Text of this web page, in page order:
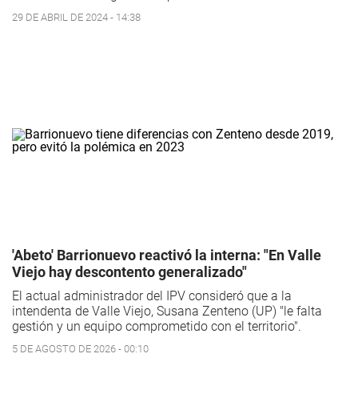
29 DE ABRIL DE 2024 - 14:38
'Abeto' Barrionuevo reactivó la interna: "En Valle
Viejo hay descontento generalizado"
El actual administrador del IPV consideró que a la
intendenta de Valle Viejo, Susana Zenteno (UP) "le falta
gestión y un equipo comprometido con el territorio".
5 DE AGOSTO DE 2026 - 00:10